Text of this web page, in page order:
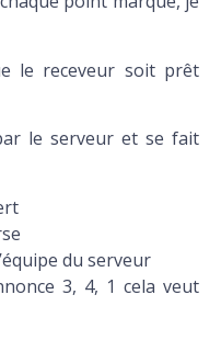
le receveur soit prêt
le serveur et se fait
du serveur
3, 4, 1 cela veut